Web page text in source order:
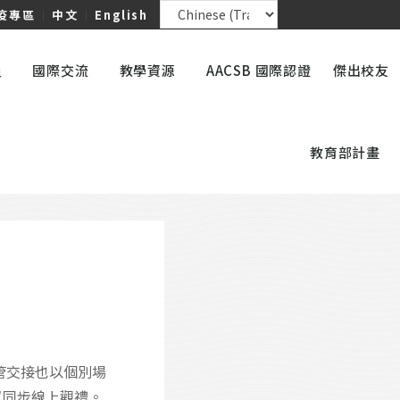
專區 中文 English
國際交流 教學資源 AACSB 國際認證 傑出校友
教育部計畫
接也以個別場